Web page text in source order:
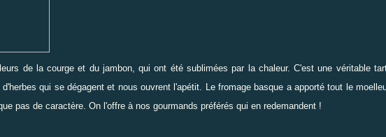
de la courge et du jambon, qui ont été sublimées par la chaleur. C'est une véritable
qui se dégagent et nous ouvrent l'apétit. Le fromage basque a apporté tout le
pas de caractère. On l'offre à nos gourmands préférés qui en redemandent !